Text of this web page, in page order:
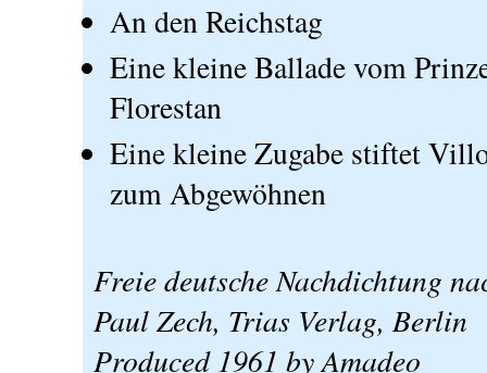
An den Reichstag
Eine kleine Ballade vom
Florestan
Eine kleine Zugabe stiftet
zum Abgewöhnen
Freie deutsche Nachdichtung
Paul Zech, Trias Verlag, Berlin
Produced 1961 by Amadeo